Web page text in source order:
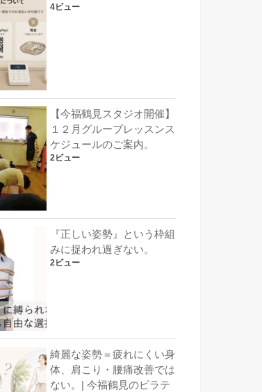
4ビュー
【今福鶴見スタジオ開催】
１２月グループレッスンス
ケジュールのご案内。
2ビュー
『正しい姿勢』という枠組
みに捉われ過ぎない。
2ビュー
綺麗な姿勢＝疲れにくい身
体、肩こり・腰痛改善では
ない。| 今福鶴見のピラテ